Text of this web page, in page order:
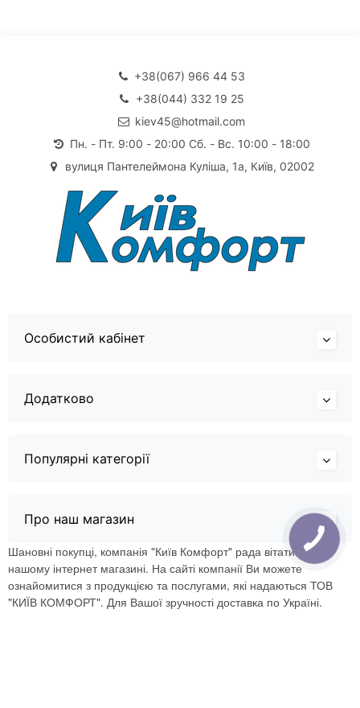
+38(067) 966 44 53
+38(044) 332 19 25
kiev45@hotmail.com
Пн. - Пт. 9:00 - 20:00 Сб. - Вс. 10:00 - 18:00
вулиця Пантелеймона Куліша, 1а, Київ, 02002
Особистий кабінет
Додатково
Популярні категорії
Про наш магазин
Шановні покупці, компанія "Київ Комфорт" рада вітати Вас в
нашому інтернет магазині. На сайті компанії Ви можете
ознайомитися з продукцією та послугами, які надаються ТОВ
"КИЇВ КОМФОРТ". Для Вашої зручності доставка по Україні.